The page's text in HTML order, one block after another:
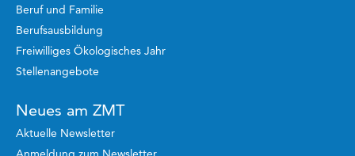
Beruf und Familie
Berufsausbildung
Freiwilliges Ökologisches Jahr
Stellenangebote
Neues am ZMT
Aktuelle Newsletter